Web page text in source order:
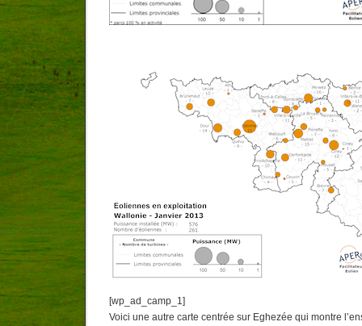
[wp_ad_camp_1]
Voici une autre carte centrée sur Eghezée qui montre